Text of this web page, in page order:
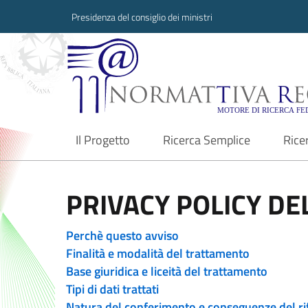
Presidenza del consiglio dei ministri
Normattiva
Il Progetto
current Ricerca Semplice
PRIVACY POLICY
Perchè questo avviso
Finalità e modalità del trattamento
Base giuridica e liceità del trattamento
Tipi di dati trattati